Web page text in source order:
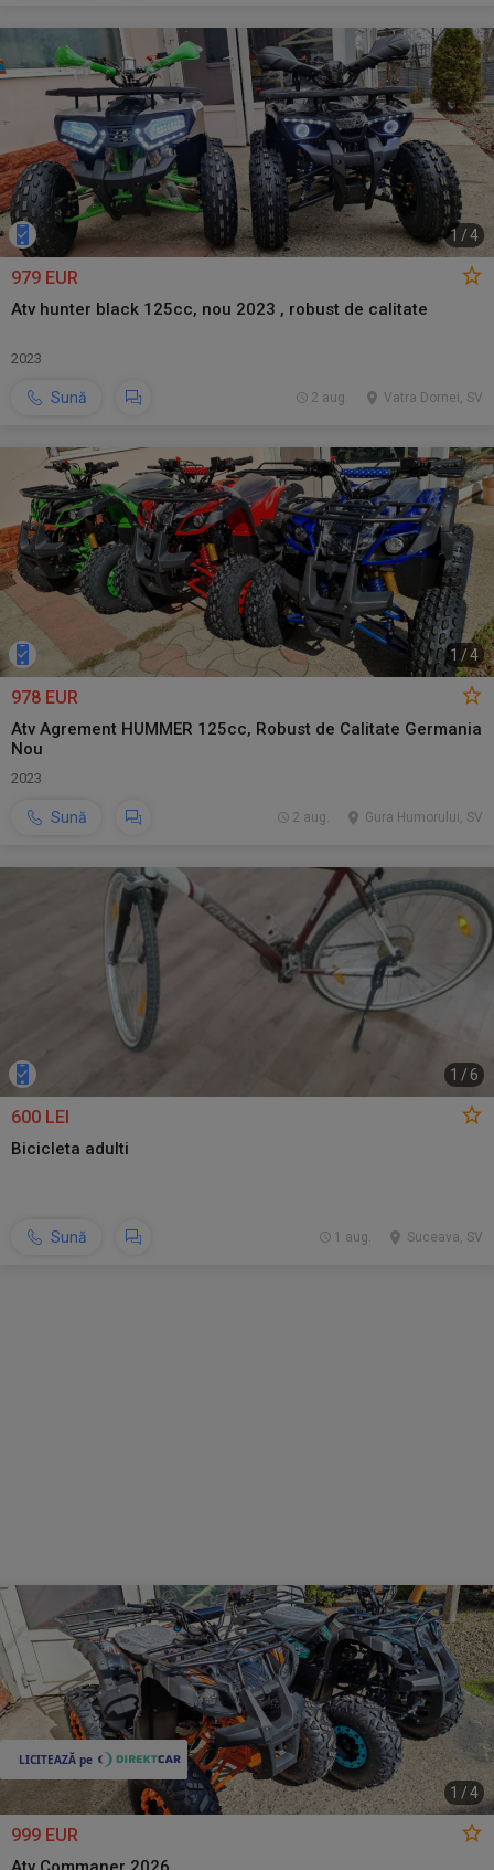
1 /4
979 EUR
Atv hunter black 125cc, nou 2023 , robust de calitate
2023
Sună Vatra Dornei, SV
2 aug.
1 /4
978 EUR
Atv Agrement HUMMER 125cc, Robust de Calitate Germania
Nou
2023
Sună Gura Humorului, SV
2 aug.
1 / 6
600 LEI
Bicicleta adulti
Sună Suceava, SV
1 aug.
1 /4
999 EUR